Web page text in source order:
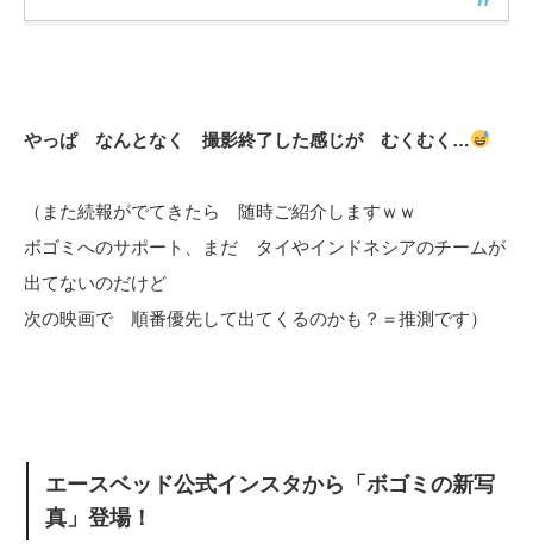
やっぱ なんとなく 撮影終了した感じが むくむく…
（また続報がでてきたら 随時ご紹介しますｗｗ
ボゴミへのサポート、まだ タイやインドネシアのチームが
出てないのだけど
次の映画で 順番優先して出てくるのかも？＝推測です）
エースベッド公式インスタから「ボゴミの新写
真」登場！